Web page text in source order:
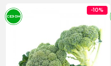
-10%
СЕЗОН